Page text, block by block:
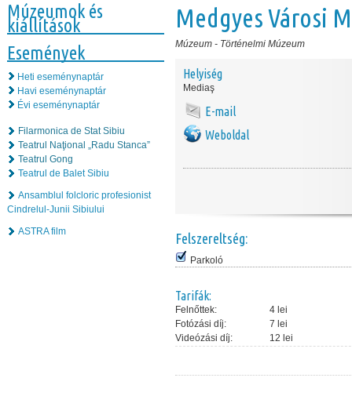
Múzeumok és
kiállítások
Események
Heti eseménynaptár
Havi eseménynaptár
Évi eseménynaptár
Filarmonica de Stat Sibiu
Teatrul Naţional „Radu Stanca”
Teatrul Gong
Teatrul de Balet Sibiu
Ansamblul folcloric profesionist
Cindrelul-Junii Sibiului
ASTRA film
Medgyes Városi
Múzeum - Történelmi Múzeum
Helyiség
Mediaş
E-mail
Weboldal
Felszereltség:
Parkoló
Tarifák:
Felnőttek:
4 lei
Fotózási díj:
7 lei
Videózási díj:
12 lei